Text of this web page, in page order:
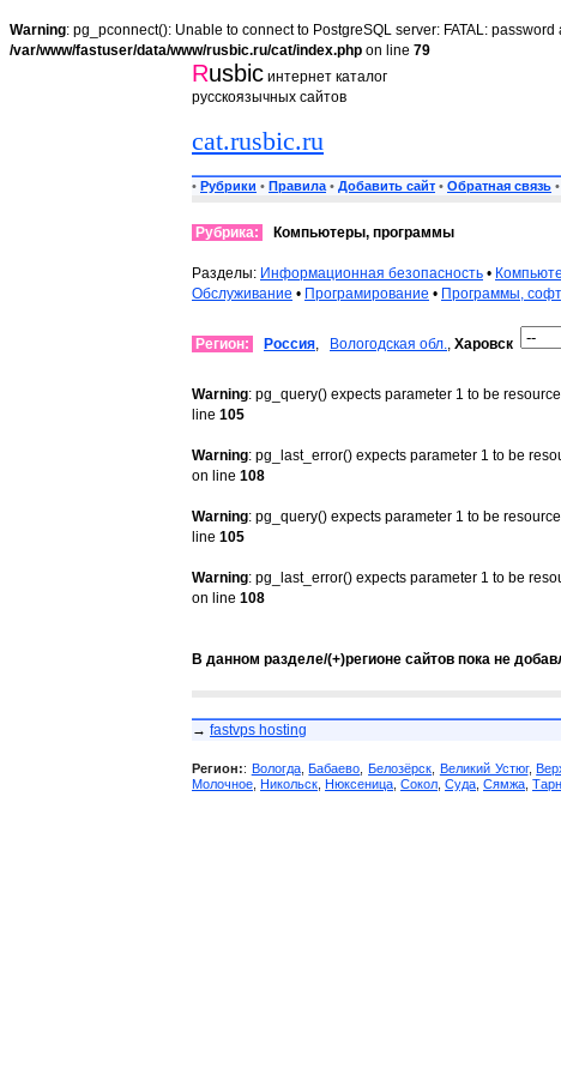
Warning: pg_pconnect(): Unable to connect to PostgreSQL server: FATAL:
/var/www/fastuser/data/www/rusbic.ru/cat/index.php on line 79
Rusbic интернет каталог
русскоязычных сайтов
cat.rusbic.ru
• Рубрики • Правила • Добавить сайт • Обратная связь •
Рубрика: Компьютеры, программы
Разделы: Информационная безопасность •
Обслуживание • Програмирование • Программы,
Регион: Россия, Вологодская обл., Харовск
Warning: pg_query() expects parameter 1 to be
line 105
Warning: pg_last_error() expects parameter 1 to be
on line 108
Warning: pg_query() expects parameter 1 to be
line 105
Warning: pg_last_error() expects parameter 1 to be
on line 108
В данном разделе/(+)регионе сайтов пока не
→ fastvps hosting
Регион:: Вологда,Бабаево ,Белозёрск Великий Устюг,
Молочное Никольск Нюксеница Сокол Суда Сямжа